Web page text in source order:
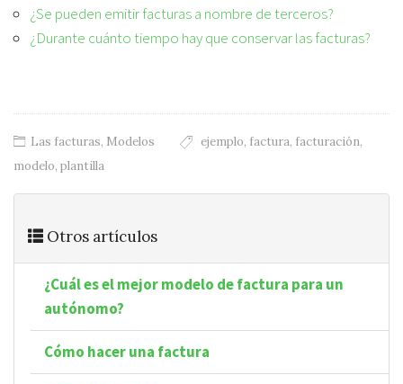
¿Se pueden emitir facturas a nombre de terceros?
¿Durante cuánto tiempo hay que conservar las facturas?
Las facturas, Modelos ejemplo, factura, facturación,
modelo, plantilla
Otros artículos
¿Cuál es el mejor modelo de factura para un
autónomo?
Cómo hacer una factura